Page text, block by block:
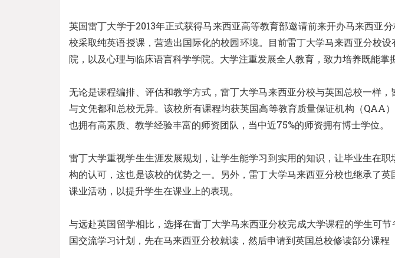
英国雷丁大学于2013年正式获得马来西亚高等教育部邀请前来开办马来西
校采取纯英语授课，营造出国际化的校园环境。目前雷丁大学马来西亚分
院，以及心理与临床语言科学学院。大学注重发展全人教育，致力培养既能掌
无论是课程编排、评估和教学方式，雷丁大学马来西亚分校与英国总校一样
与文凭都和总校无异。该校所有课程均获英国高等教育质量保证机构（
也拥有高素质、教学经验丰富的师资团队，当中近75%的师资拥有博士学位。
雷丁大学重视学生生涯发展规划，让学生能学习到实用的知识，让毕业生在
构的认可，这也是该校的优势之一。另外，雷丁大学马来西亚分校也继承了
课业活动，以提升学生在课业上的表现。
与远赴英国留学相比，选择在雷丁大学马来西亚分校完成大学课程的学生可
国交流学习计划，先在马来西亚分校就读，然后申请到英国总校修读部分课程